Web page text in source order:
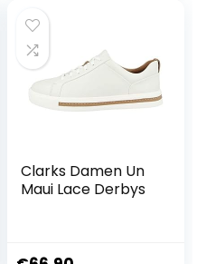
Clarks Damen Un
Maui Lace Derbys